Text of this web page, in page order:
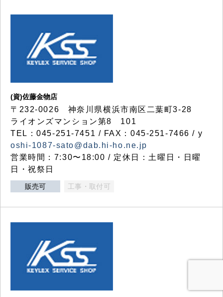
(資)佐藤金物店
〒232-0026 神奈川県横浜市南区二葉町3-28
ライオンズマンション第8 101
TEL：045-251-7451 / FAX：045-251-7466 / y
oshi-1087-sato@dab.hi-ho.ne.jp
営業時間：7:30〜18:00 / 定休日：土曜日・日曜
日・祝祭日
販売可 工事・取付可